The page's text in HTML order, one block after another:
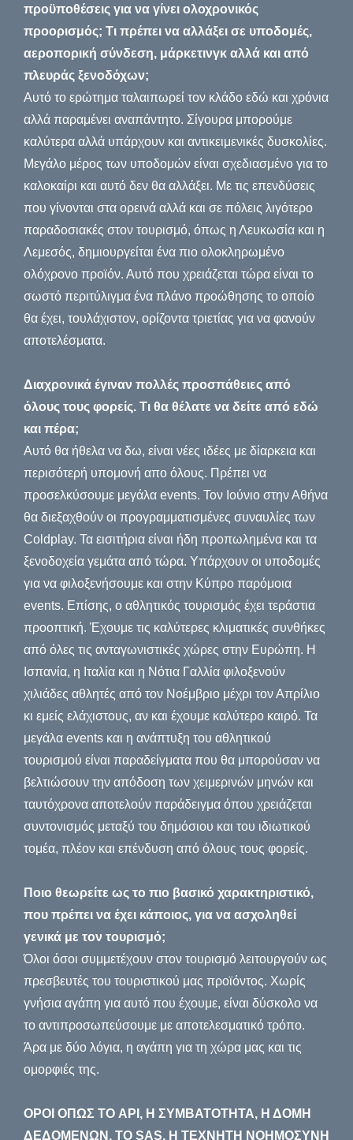
προϋποθέσεις για να γίνει ολοχρονικός
προορισμός; Τι πρέπει να αλλάξει σε υποδομές,
αεροπορική σύνδεση, μάρκετινγκ αλλά και από
πλευράς ξενοδόχων;
Αυτό το ερώτημα ταλαιπωρεί τον κλάδο εδώ και χρόνια
αλλά παραμένει αναπάντητο. Σίγουρα μπορούμε
καλύτερα αλλά υπάρχουν και αντικειμενικές δυσκολίες.
Μεγάλο μέρος των υποδομών είναι σχεδιασμένο για το
καλοκαίρι και αυτό δεν θα αλλάξει. Με τις επενδύσεις
που γίνονται στα ορεινά αλλά και σε πόλεις λιγότερο
παραδοσιακές στον τουρισμό, όπως η Λευκωσία και η
Λεμεσός, δημιουργείται ένα πιο ολοκληρωμένο
ολόχρονο προϊόν. Αυτό που χρειάζεται τώρα είναι το
σωστό περιτύλιγμα ένα πλάνο προώθησης το οποίο
θα έχει, τουλάχιστον, ορίζοντα τριετίας για να φανούν
αποτελέσματα.
Διαχρονικά έγιναν πολλές προσπάθειες από
όλους τους φορείς. Τι θα θέλατε να δείτε από εδώ
και πέρα;
Αυτό θα ήθελα να δω, είναι νέες ιδέες με δίαρκεια και
περισότερή υπομονή απο όλους. Πρέπει να
προσελκύσουμε μεγάλα events. Τον Ιούνιο στην Αθήνα
θα διεξαχθούν οι προγραμματισμένες συναυλίες των
Coldplay. Τα εισιτήρια είναι ήδη προπωλημένα και τα
ξενοδοχεία γεμάτα από τώρα. Υπάρχουν οι υποδομές
για να φιλοξενήσουμε και στην Κύπρο παρόμοια
events. Επίσης, ο αθλητικός τουρισμός έχει τεράστια
προοπτική. Έχουμε τις καλύτερες κλιματικές συνθήκες
από όλες τις ανταγωνιστικές χώρες στην Ευρώπη. Η
Ισπανία, η Ιταλία και η Νότια Γαλλία φιλοξενούν
χιλιάδες αθλητές από τον Νοέμβριο μέχρι τον Απρίλιο
κι εμείς ελάχιστους, αν και έχουμε καλύτερο καιρό. Τα
μεγάλα events και η ανάπτυξη του αθλητικού
τουρισμού είναι παραδείγματα που θα μπορούσαν να
βελτιώσουν την απόδοση των χειμερινών μηνών και
ταυτόχρονα αποτελούν παράδειγμα όπου χρειάζεται
συντονισμός μεταξύ του δημόσιου και του ιδιωτικού
τομέα, πλέον και επένδυση από όλους τους φορείς.
Ποιο θεωρείτε ως το πιο βασικό χαρακτηριστικό,
που πρέπει να έχει κάποιος, για να ασχοληθεί
γενικά με τον τουρισμό;
Όλοι όσοι συμμετέχουν στον τουρισμό λειτουργούν ως
πρεσβευτές του τουριστικού μας προϊόντος. Χωρίς
γνήσια αγάπη για αυτό που έχουμε, είναι δύσκολο να
το αντιπροσωπεύσουμε με αποτελεσματικό τρόπο.
Άρα με δύο λόγια, η αγάπη για τη χώρα μας και τις
ομορφιές της.
ΟΡΟΙ ΟΠΩΣ ΤΟ API, Η ΣΥΜΒΑΤΟΤΗΤΑ, Η ΔΟΜΗ
ΔΕΔΟΜΕΝΩΝ, ΤΟ SAS, Η ΤΕΧΝΗΤΗ ΝΟΗΜΟΣΥΝΗ